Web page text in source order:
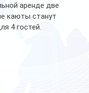
аренде две
каюты станут
4 гостей.